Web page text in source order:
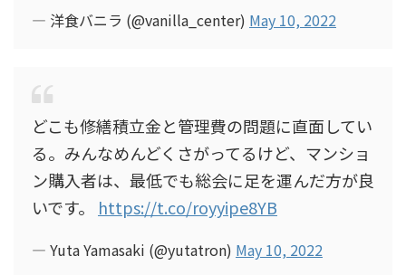
— 洋食バニラ (@vanilla_center) May 10, 2022
どこも修繕積立金と管理費の問題に直面してい
る。みんなめんどくさがってるけど、マンショ
ン購入者は、最低でも総会に足を運んだ方が良
いです。 https://t.co/royyipe8YB
— Yuta Yamasaki (@yutatron) May 10, 2022